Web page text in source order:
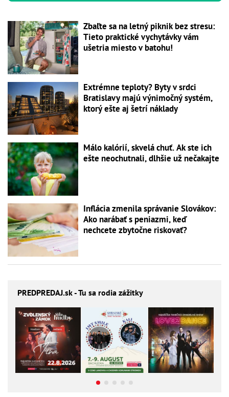
Zbaľte sa na letný piknik bez stresu:
Tieto praktické vychytávky vám
ušetria miesto v batohu!
Extrémne teploty? Byty v srdci
Bratislavy majú výnimočný systém,
ktorý ešte aj šetrí náklady
Málo kalórií, skvelá chuť. Ak ste ich
ešte neochutnali, dlhšie už nečakajte
Inflácia zmenila správanie Slovákov:
Ako narábať s peniazmi, keď
nechcete zbytočne riskovať?
PREDPREDAJ.sk - Tu sa rodia zážitky